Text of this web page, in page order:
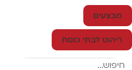
מבצעים
ריהוט לבתי כנסת
Search